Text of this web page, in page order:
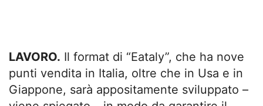
LAVORO. Il format di “Eataly”, che ha nove
punti vendita in Italia, oltre che in Usa e in
Giappone, sarà appositamente sviluppato –